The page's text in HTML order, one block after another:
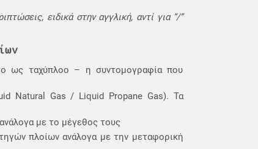
ειδικά στην αγγλική, αντί για “/”
ως ταχύπλοο – η συντομογραφία που
Natural Gas / Liquid Propane Gas). Τα
με το μέγεθος τους
πλοίων ανάλογα με την μεταφορική